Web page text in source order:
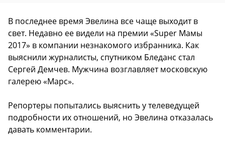
В последнее время Эвелина все чаще выходит в
свет. Недавно ее видели на премии «Super Мамы
2017» в компании незнакомого избранника. Как
выяснили журналисты, спутником Бледанс стал
Сергей Демчев. Мужчина возглавляет московскую
галерею «Марс».
Репортеры попытались выяснить у телеведущей
подробности их отношений, но Эвелина отказалась
давать комментарии.